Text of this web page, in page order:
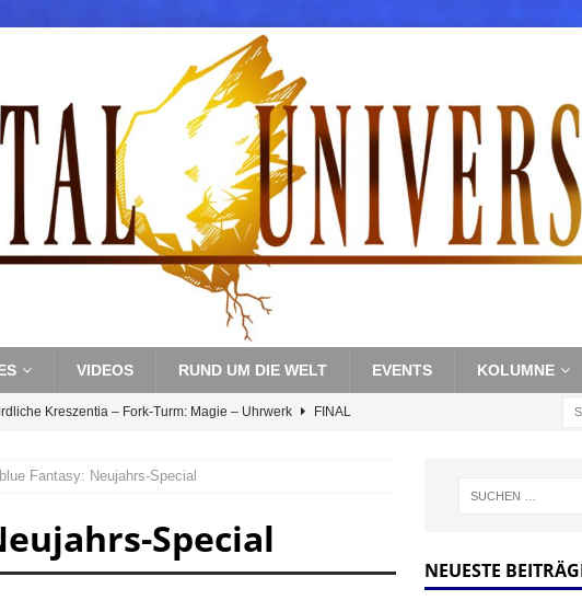
VIDEOS RUND UM DIE WELT EVENTS KOLUMNE
Kreszentia – Fork-Turm: Magie – Uhrwerk FINAL
Kreszentia – Fork-Turm: Magie – Boss 3: Nekrophobia
Kreszentia – Fork-Turm: Magie – Hallen II
Fantasy: Neujahrs-Special
Special
NEUESTE